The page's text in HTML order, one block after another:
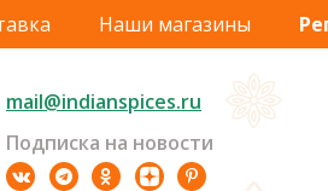
Наши магазины
mail@indianspices.ru
Подписка на новости